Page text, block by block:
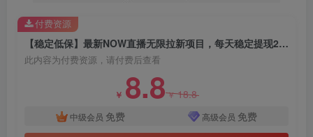
【稳定低保】最新NOW直播无限拉新项目，每天稳定提现20，多号多撸
此内容为付费资源，请付费后查看
￥ 8.8￥18.8
中级会员 免费 高级会员 免费
付费资源